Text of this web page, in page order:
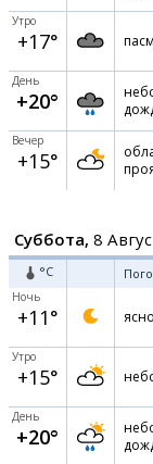
Утро
+17°
День
+20°
Вечер
+15°
Суббота, 8
°C
Ночь
+11° ясно
Утро
+15°
День
+20°